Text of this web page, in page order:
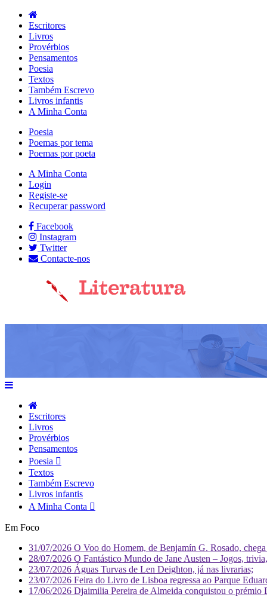
Escritores
Livros
Provérbios
Pensamentos
Poesia
Textos
Também Escrevo
Livros infantis
A Minha Conta
Poesia
Poemas por tema
Poemas por poeta
A Minha Conta
Login
Registe-se
Recuperar password
Facebook
Instagram
Twitter
Contacte-nos
Escritores
Livros
Provérbios
Pensamentos
Poesia
Textos
Também Escrevo
Livros infantis
A Minha Conta
Em Foco
31/07/2026 O Voo do Homem, de Benjamín G. Rosado,
28/07/2026 O Fantástico Mundo de Jane Austen – Jogos,
23/07/2026 Águas Turvas de Len Deighton, já nas livrarias;
23/07/2026 Feira do Livro de Lisboa regressa ao Parque
17/06/2026 Djaimilia Pereira de Almeida conquistou o